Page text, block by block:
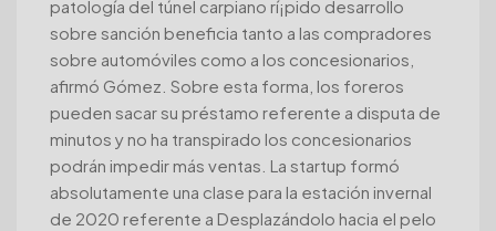
patologí­a del túnel carpiano rí¡pido desarrollo
sobre sanción beneficia tanto a las compradores
sobre automóviles como a los concesionarios,
afirmó Gómez. Sobre esta forma, los foreros
pueden sacar su préstamo referente a disputa de
minutos y no ha transpirado los concesionarios
podrán impedir más ventas. La startup formó
absolutamente una clase para la estación invernal
de 2020 referente a Desplazándolo hacia el pelo